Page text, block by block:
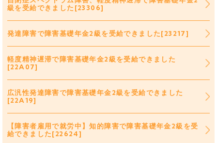
級を受給できました[23306]
発達障害で障害基礎年金2級を受給できました[23217]
軽度精神遅滞で障害基礎年金2級を受給できました
[22A07]
広汎性発達障害で障害基礎年金2級を受給できました
[22A19]
【障害者雇用で就労中】知的障害で障害基礎年金2級を受
給できました[22624]